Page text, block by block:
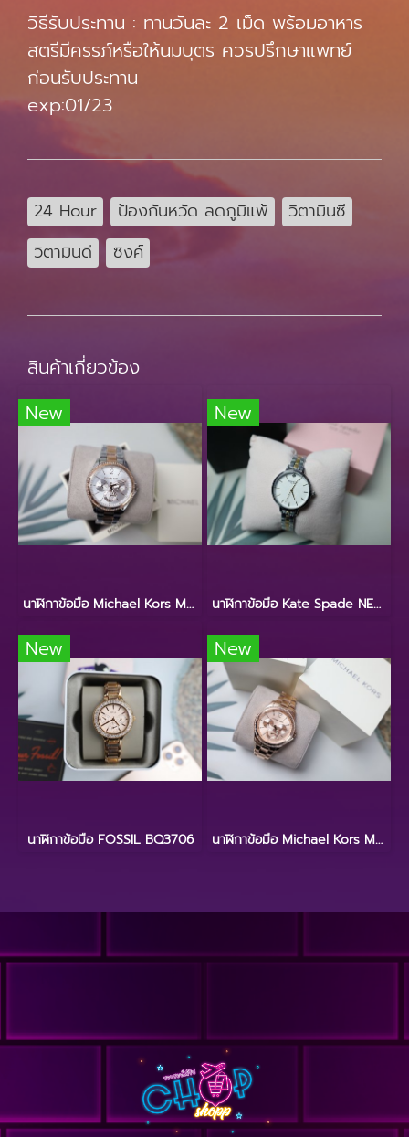
วิธีรับประทาน : ทานวันละ 2 เม็ด พร้อมอาหาร
สตรีมีครรภ์หรือให้นมบุตร ควรปรึกษาแพทย์
ก่อนรับประทาน
exp:01/23
24 Hour ป้องกันหวัด ลดภูมิแพ้
วิตามินซี
วิตามินดี
ซิงค์
สินค้าเกี่ยวข้อง
New
นาฬิกาข้อมือ Michael Kors MK6690
New
นาฬิกาข้อมือ Kate Spade NEW YORK KSW9000
New
นาฬิกาข้อมือ FOSSIL BQ3706
New
นาฬิกาข้อมือ Michael Kors MK6656